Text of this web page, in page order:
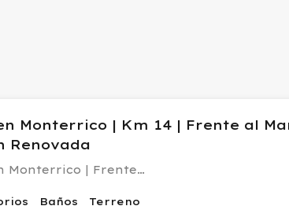
Monterrico | Km 14 | Frente al
Renovada
Monterrico | Frente…
Baños
Terreno